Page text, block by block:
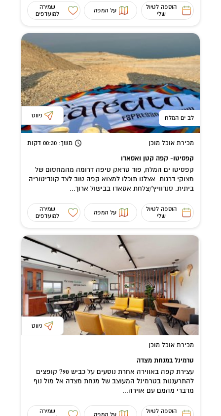
הוספה לטיול
שלי
על המפה
שמירה
למועדפים
לב ים המלח ניווט
מכירת אוכל מוכן משך: 00:30 דקות
קפסיטו- קפה קטן ואסאדו
קפסיטו ים המלח, פוד טראק טיפה דרומה מהמחסום של
מצוקי דרגות. אצלנו תוכלו למצוא קפה טוב לצד קונדיטוריה
ביתית. סנדוויץ'/צלחת אסאדו בבישול ארוך...
הוספה לטיול
שלי
על המפה
שמירה
למועדפים
ניווט
מכירת אוכל מוכן
טרמינל במנחת מצדה
עצירת קפה באווירה אחרת נוסעים על כביש 90? קופצים
להתרעננות בטרמינל המעוצב של מנחת מצדה אל מול נוף
מדברי מהמם עם אוירה...
הוספה לטיול
על המפה
שמירה